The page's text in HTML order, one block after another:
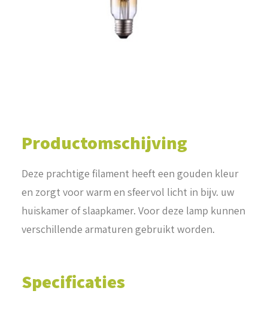
Productomschijving
Deze prachtige filament heeft een gouden kleur
en zorgt voor warm en sfeervol licht in bijv. uw
huiskamer of slaapkamer. Voor deze lamp kunnen
verschillende armaturen gebruikt worden.
Specificaties